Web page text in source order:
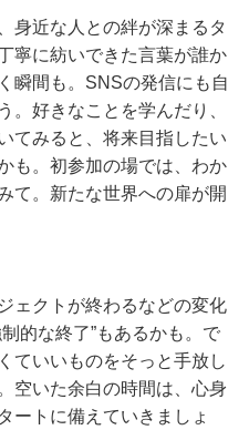
身近な人との絆が深まるタ
寧に紡いできた言葉が誰か
瞬間も。SNSの発信にも自
。好きなことを学んだり、
てみると、将来目指したい
も。初参加の場では、わか
て。新たな世界への扉が開
ェクトが終わるなどの変化
的な終了”もあるかも。で
ていいものをそっと手放し
空いた余白の時間は、心身
ートに備えていきましょ